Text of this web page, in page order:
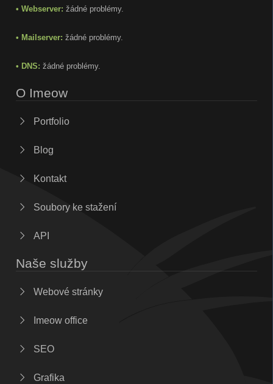
• Webserver: žádné problémy.
• Mailserver: žádné problémy.
• DNS: žádné problémy.
O Imeow
Portfolio
Blog
Kontakt
Soubory ke stažení
API
Naše služby
Webové stránky
Imeow office
SEO
Grafika